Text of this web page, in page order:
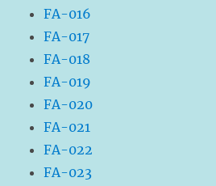
FA-016
FA-017
FA-018
FA-019
FA-020
FA-021
FA-022
FA-023